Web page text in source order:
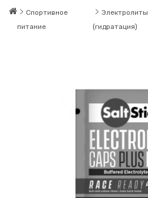
Спортивное
питание
Электролиты
(гидратация)